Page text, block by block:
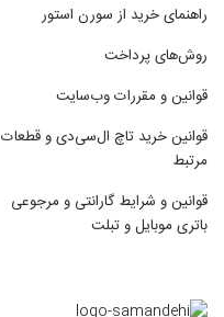
راهنمای خرید از سورن استور
روش‌های پرداخت
قوانین و مقررات وب‌سایت
قوانین خرید تاچ ال‌سی‌دی و قطعات
مرتبط
قوانین و شرایط گارانتی و مرجوعی
باتری موبایل و تبلت